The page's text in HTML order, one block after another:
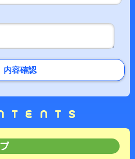
内容確認